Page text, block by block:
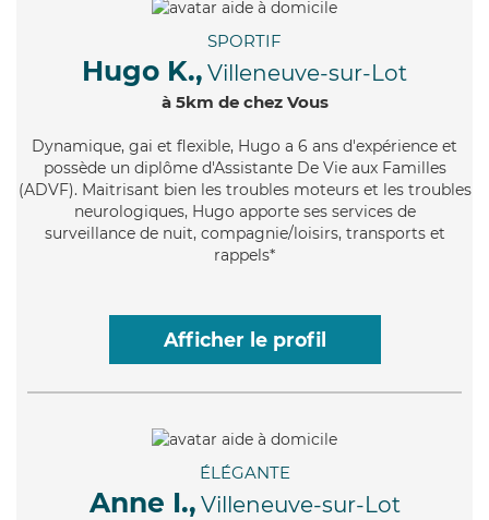
SPORTIF
Hugo K., Villeneuve-sur-Lot
à 5km de chez Vous
Dynamique, gai et flexible, Hugo a 6 ans d'expérience et
possède un diplôme d'Assistante De Vie aux Familles
(ADVF). Maitrisant bien les troubles moteurs et les troubles
neurologiques, Hugo apporte ses services de
surveillance de nuit, compagnie/loisirs, transports et
rappels*
Afficher le profil
ÉLÉGANTE
Anne I., Villeneuve-sur-Lot